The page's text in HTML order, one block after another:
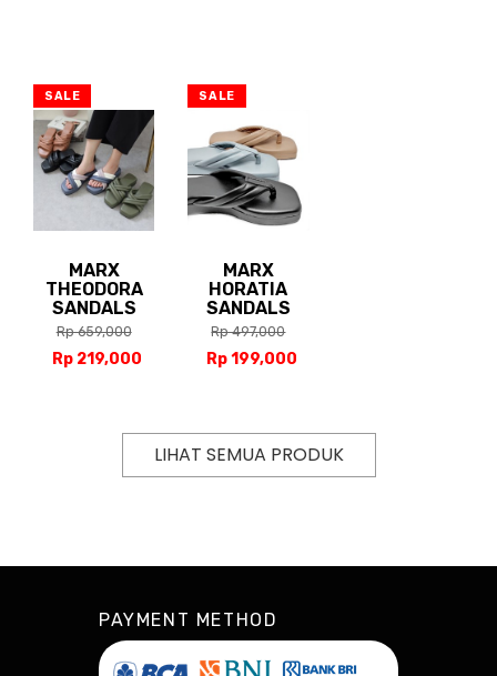
SALE
MARX
THEODORA
SANDALS
Rp 659,000
Rp 219,000
SALE
MARX
HORATIA
SANDALS
Rp 497,000
Rp 199,000
LIHAT SEMUA PRODUK
PAYMENT METHOD